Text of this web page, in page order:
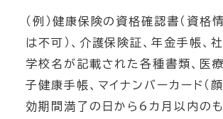
（例）健康保険の資格確認書（資格
は不可）、介護保険証、年金手帳、社
学校名が記載された各種書類、医
子健康手帳、マイナンバーカード（
効期間満了の日から6カ月以内のも